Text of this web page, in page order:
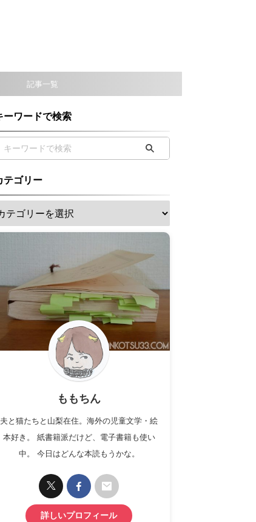
記事一覧
ーワードで検索
テゴリー
ももちん
夫と猫たちと山梨在住。海外の児童文学・絵
本好き。 紙書籍派だけど、電子書籍も使い
中。 今日はどんな本読もうかな。
詳しいプロフィール